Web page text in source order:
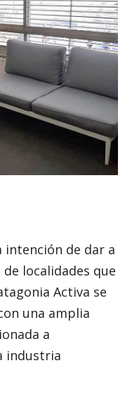
intención de dar a
localidades que
Activa se
una amplia
a
industria